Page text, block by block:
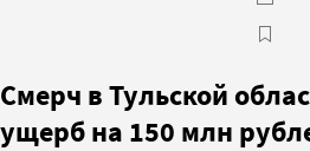
Смерч в Тульской
ущерб на 150 млн